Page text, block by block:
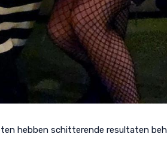
hebben schitterende resultaten